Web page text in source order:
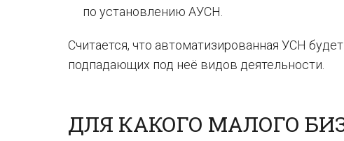
по установлению АУСН.
Считается, что автоматизированная УСН
подпадающих под неё видов деятельности.
ДЛЯ КАКОГО МАЛОГО